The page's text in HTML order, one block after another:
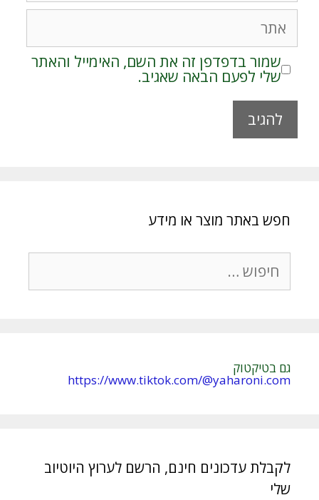
אתר
שמור בדפדפן זה את השם, האימייל והאתר
שלי לפעם הבאה שאגיב.
nחפש באתר מוצר או מידע
חיפוש:
גם בטיקטוק
https://www.tiktok.com/@yaharoni.com
לקבלת עדכונים חינם, הרשם לערוץ היוטיוב
שלי